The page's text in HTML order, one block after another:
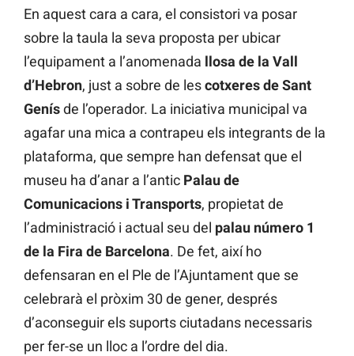
En aquest cara a cara, el consistori va posar
sobre la taula la seva proposta per ubicar
l’equipament a l’anomenada llosa de la Vall
d’Hebron, just a sobre de lescotxeres de Sant
Genísde l’operador. La iniciativa municipal va
agafar una mica a contrapeu els integrants de la
plataforma, que sempre han defensat que el
museu ha d’anar a l’antic Palau de
Comunicacions i Transports, propietat de
l’administració i actual seu del palau número 1
de la Fira de Barcelona. De fet, així ho
defensaran en el Ple de l’Ajuntament que se
celebrarà el pròxim 30 de gener, després
d’aconseguir els suports ciutadans necessaris
per fer-se un lloc a l’ordre del dia.